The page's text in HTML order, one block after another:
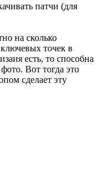
патчи (для
на сколько
точек в
есть, то способна
Вот тогда это
сделает эту